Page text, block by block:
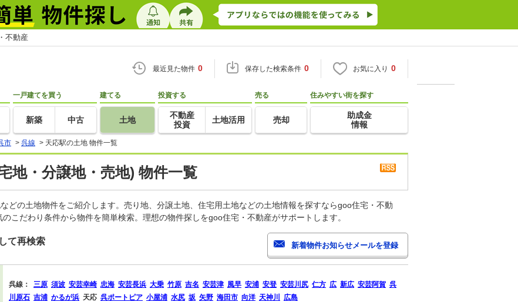
不動産
最近見た物件 0 保存した検索条件 0 お気に入り 0
一戸建てを買う
新築 中古
建てる
土地
投資する
不動産
投資
土地活用
売る
売却
住みやすい街を探す
助成金
情報
市 > 呉線 > 天応駅の土地 物件一覧
地・分譲地・売地) 物件一覧
どの土地物件をご紹介します。売り地、分譲土地、住宅用土地などの土地情報を探すならgoo住宅・不動
こだわり条件から物件を簡単検索。理想の物件探しをgoo住宅・不動産がサポートします。
て再検索
呉線： 三原 須波 安芸幸崎 忠海 安芸長浜 大乗 竹原 吉名 安芸津 風早 安浦 安登 安芸川尻 仁方 広 新広 安芸阿賀 呉
川原石 吉浦 かるが浜 天応 呉ポートピア 小屋浦 水尻 坂 矢野 海田市 向洋 天神川 広島